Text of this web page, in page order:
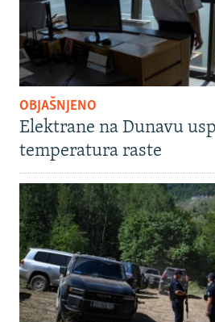
OBJAŠNJENO
Elektrane na Dunavu
temperatura raste